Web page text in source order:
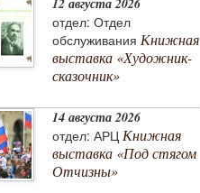
12 августа 2026
отдел: Отдел
обслуживания Книжная
выставка «Художник-
сказочник»
14 августа 2026
отдел: АРЦ Книжная
выставка «Под стягом
Отчизны»